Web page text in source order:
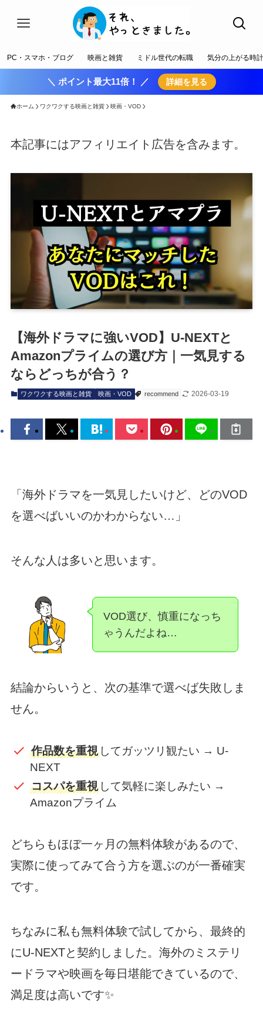
PC・スマホ・ブログ 映画と雑貨 ミドル世代の転職 気分の上がる時計
＼ ポイント最大11倍！ ／ 詳細を見る
ホーム ワクワクする映画と雑貨 映画・VOD
本記事にはアフィリエイト広告を含みます。
【海外ドラマに強いVOD】U-NEXTと
Amazonプライムの選び方｜一気見する
ならどっちが合う？
ワクワクする映画と雑貨 映画・VOD recommend 2026-03-19
「海外ドラマを一気見したいけど、どのVOD
を選べばいいのかわからない…」
そんな人は多いと思います。
VOD選び、慎重になっち
ゃうんだよね…
結論からいうと、次の基準で選べば失敗しま
せん。
作品数を重視してガッツリ観たい → U-
NEXT
コスパを重視して気軽に楽しみたい →
Amazonプライム
どちらもほぼ一ヶ月の無料体験があるので、
実際に使ってみて合う方を選ぶのが一番確実
です。
ちなみに私も無料体験で試してから、最終的
にU-NEXTと契約しました。海外のミステリ
ードラマや映画を毎日堪能できているので、
満足度は高いです✨